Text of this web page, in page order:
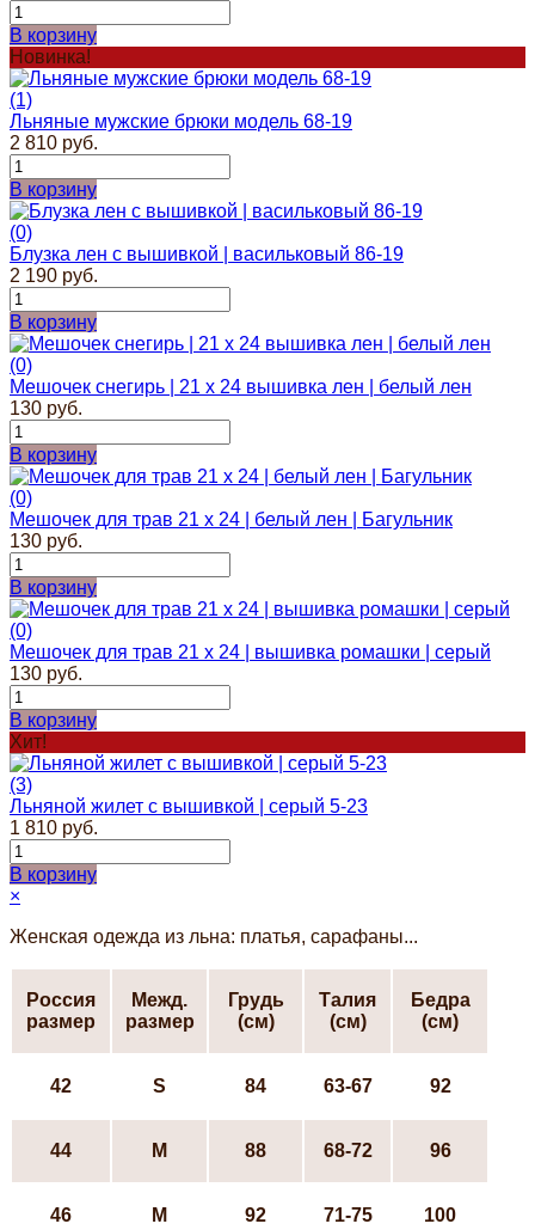
В корзину
Новинка!
(1)
Льняные мужские брюки модель 68-19
2 810 руб.
В корзину
(0)
Блузка лен с вышивкой | васильковый 86-19
2 190 руб.
В корзину
(0)
Мешочек снегирь | 21 х 24 вышивка лен | белый лен
130 руб.
В корзину
(0)
Мешочек для трав 21 х 24 | белый лен | Багульник
130 руб.
В корзину
(0)
Мешочек для трав 21 х 24 | вышивка ромашки | серый
130 руб.
В корзину
Хит!
(3)
Льняной жилет с вышивкой | серый 5-23
1 810 руб.
В корзину
×
Женская одежда из льна: платья, сарафаны...
Россия
размер
Межд.
размер
Грудь
(см)
Талия
(см)
Бедра
(см)
42 S 84 63-67 92
44 М 88 68-72 96
46 М 92 71-75 100